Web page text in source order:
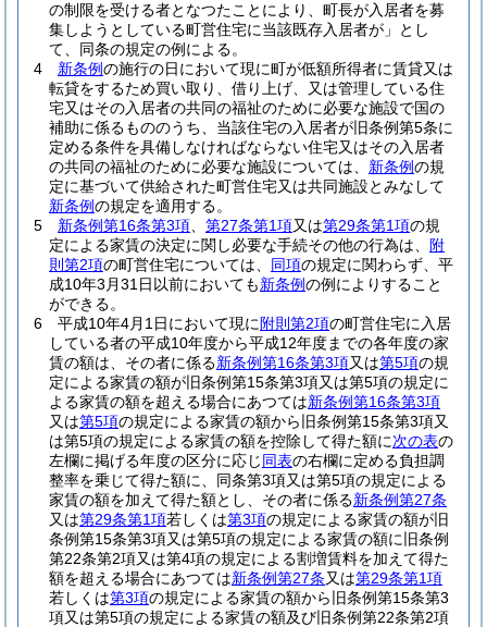
の制限を受ける者となつたことにより、町長が入居者を募
集しようとしている町営住宅に当該既存入居者が」とし
て、同条の規定の例による。
4
新条例の施行の日において現に町が低額所得者に賃貸又は
転貸をするため買い取り、借り上げ、又は管理している住
宅又はその入居者の共同の福祉のために必要な施設で国の
補助に係るもののうち、当該住宅の入居者が旧条例第5条に
定める条件を具備しなければならない住宅又はその入居者
の共同の福祉のために必要な施設については、 新条例の規
定に基づいて供給された町営住宅又は共同施設とみなして
新条例の規定を適用する。
5
新条例第16条第3項 第27条第1項又は第29条第1項の規
定による家賃の決定に関し必要な手続その他の行為は、
附
則第2項の町営住宅については、 同項の規定に関わらず、平
成10年3月31日以前においても新条例の例によりすること
ができる。
6
平成10年4月1日において現に 附則第2項の町営住宅に入居
している者の平成10年度から平成12年度までの各年度の家
賃の額は、その者に係る新条例第16条第3項又は第5項の規
定による家賃の額が旧条例第15条第3項又は第5項の規定に
よる家賃の額を超える場合にあつては新条例第16条第3項
又は第5項の規定による家賃の額から旧条例第15条第3項又
は第5項の規定による家賃の額を控除して得た額に次の表の
左欄に掲げる年度の区分に応じ同表の右欄に定める負担調
整率を乗じて得た額に、同条第3項又は第5項の規定による
家賃の額を加えて得た額とし、その者に係る新条例第27条
又は第29条第1項若しくは第3項の規定による家賃の額が旧
条例第15条第3項又は第5項の規定による家賃の額に旧条例
第22条第2項又は第4項の規定による割増賃料を加えて得た
額を超える場合にあつては新条例第27条又は第29条第1項
若しくは第3項の規定による家賃の額から旧条例第15条第3
項又は第5項の規定による家賃の額及び旧条例第22条第2項